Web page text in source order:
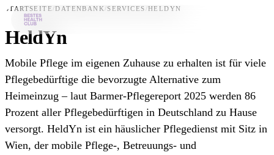
Datenbank
News
Für Unternehmen
STARTSEITE /DATENBANK /SERVICES /HELDYN
HeldYn
Mobile Pflege im eigenen Zuhause zu erhalten ist für viele
Pflegebedürftige die bevorzugte Alternative zum
Heimeinzug – laut Barmer-Pflegereport 2025 werden 86
Prozent aller Pflegebedürftigen in Deutschland zu Hause
versorgt. HeldYn ist ein häuslicher Pflegedienst mit Sitz in
Wien, der mobile Pflege-, Betreuungs- und